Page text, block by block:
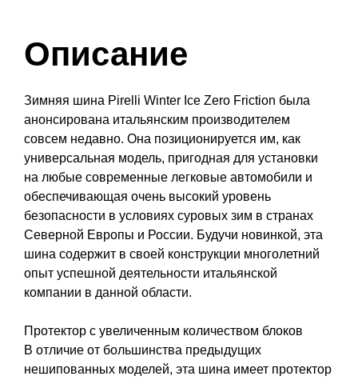
Описание
Зимняя шина Pirelli Winter Ice Zero Friction была
анонсирована итальянским производителем
совсем недавно. Она позиционируется им, как
универсальная модель, пригодная для установки
на любые современные легковые автомобили и
обеспечивающая очень высокий уровень
безопасности в условиях суровых зим в странах
Северной Европы и России. Будучи новинкой, эта
шина содержит в своей конструкции многолетний
опыт успешной деятельности итальянской
компании в данной области.
Протектор с увеличенным количеством блоков
В отличие от большинства предыдущих
нешипованных моделей, эта шина имеет протектор